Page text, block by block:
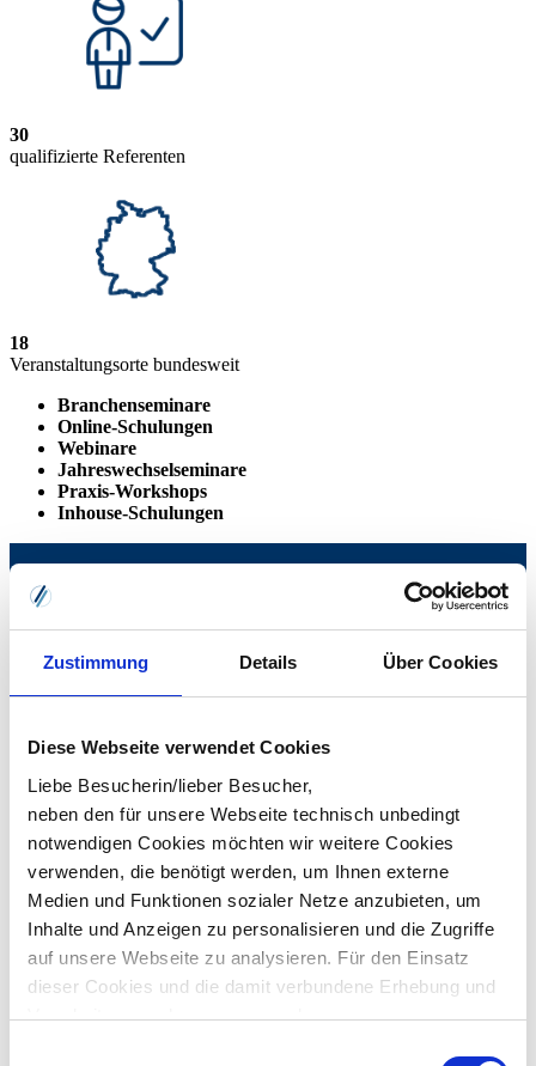
Zustimmung Details Über Cookies
Diese Webseite verwendet Cookies
Liebe Besucherin/lieber Besucher,
neben den für unsere Webseite technisch unbedingt
notwendigen Cookies möchten wir weitere Cookies
verwenden, die benötigt werden, um Ihnen externe
Medien und Funktionen sozialer Netze anzubieten, um
Inhalte und Anzeigen zu personalisieren und die Zugriffe
auf unsere Webseite zu analysieren. Für den Einsatz
dieser Cookies und die damit verbundene Erhebung und
Verarbeitung auch von personenbezogenen
30
qualifizierte Referenten
18
Veranstaltungsorte bundesweit
Branchenseminare
Online-Schulungen
Webinare
Jahreswechselseminare
Praxis-Workshops
Inhouse-Schulungen
Susanne Bremer
Seminarmanagerin VRG AKADEMIE
0441 3907-200